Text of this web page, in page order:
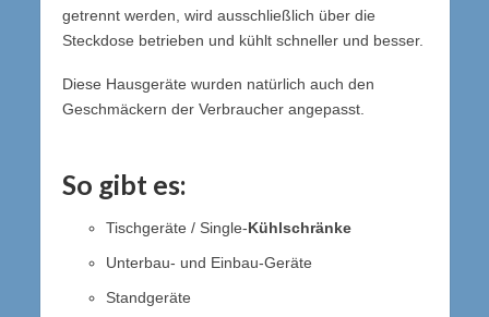
getrennt werden, wird ausschließlich über die
Steckdose betrieben und kühlt schneller und besser.
Diese Hausgeräte wurden natürlich auch den
Geschmäckern der Verbraucher angepasst.
So gibt es:
Tischgeräte / Single-Kühlschränke
Unterbau- und Einbau-Geräte
Standgeräte